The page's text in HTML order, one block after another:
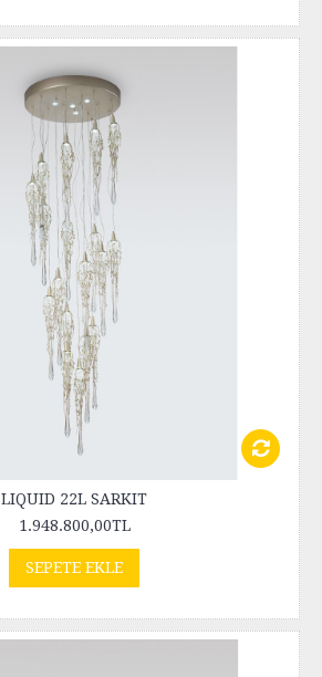
LIQUID 22L SARKIT
1.948.800,00TL
SEPETE EKLE